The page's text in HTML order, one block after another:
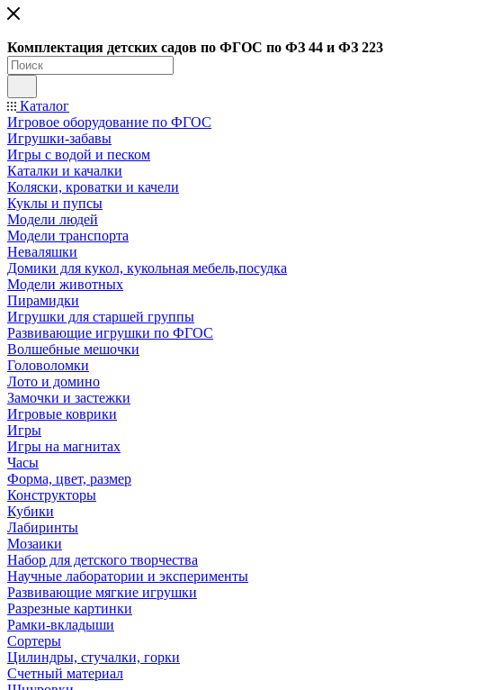
Комплектация детских садов по ФГОC по ФЗ 44 и ФЗ 223
Каталог
Игровое оборудование по ФГОС
Игрушки-забавы
Игры с водой и песком
Каталки и качалки
Коляски, кроватки и качели
Куклы и пупсы
Модели людей
Модели транспорта
Неваляшки
Домики для кукол, кукольная мебель,посудка
Модели животных
Пирамидки
Игрушки для старшей группы
Развивающие игрушки по ФГОС
Волшебные мешочки
Головоломки
Лото и домино
Замочки и застежки
Игровые коврики
Игры
Игры на магнитах
Часы
Форма, цвет, размер
Конструкторы
Кубики
Лабиринты
Мозаики
Набор для детского творчества
Научные лаборатории и эксперименты
Развивающие мягкие игрушки
Разрезные картинки
Рамки-вкладыши
Сортеры
Цилиндры, стучалки, горки
Счетный материал